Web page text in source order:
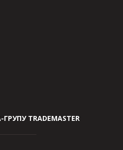
TRADEMASTER